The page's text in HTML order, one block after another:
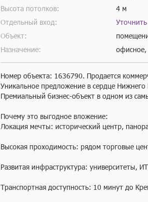
Высота потолков:
4 м
Отдельный вход:
Уточнить
Объект:
Назначение:
офисное,
Номер объекта: 1636790. Продается
Уникальное предложение в сердце Нижнего
Премиальный бизнес-объект в одном из
Почему это выгодное вложение:
Локация мечты: исторический центр,
Высокая проходимость: рядом торговые
Развитая инфраструктура: университеты,
Транспортная доступность: 10 минут до